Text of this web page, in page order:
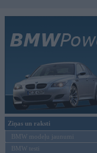
Ziņas un raksti
BMW modeļu jaunumi
BMW testi